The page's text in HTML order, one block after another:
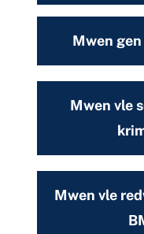
Mwen
Mwen vle
Mwen vle